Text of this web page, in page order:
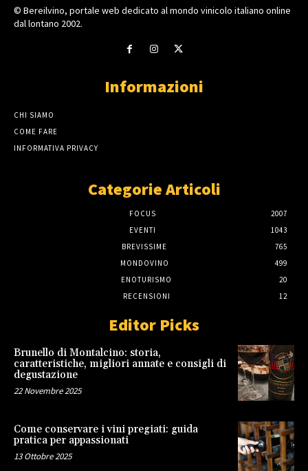
© Bereilvino, portale web dedicato al mondo vinicolo italiano online
dal lontano 2002.
Informazioni
CHI SIAMO
COME FARE
INFORMATIVA PRIVACY
Categorie Articoli
FOCUS
2007
EVENTI
1043
BREVISSIME
765
MONDOVINO
499
ENOTURISMO
20
RECENSIONI
12
Editor Picks
Brunello di Montalcino: storia,
caratteristiche, migliori annate e consigli di
degustazione
22 Novembre 2025
Come conservare i vini pregiati: guida
pratica per appassionati
13 Ottobre 2025